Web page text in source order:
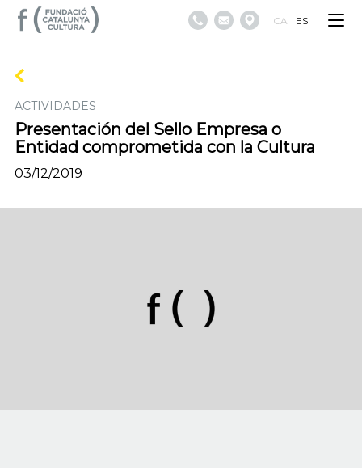
CA ES
ACTIVIDADES
Presentación del Sello Empresa o
Entidad comprometida con la Cultura
03/12/2019